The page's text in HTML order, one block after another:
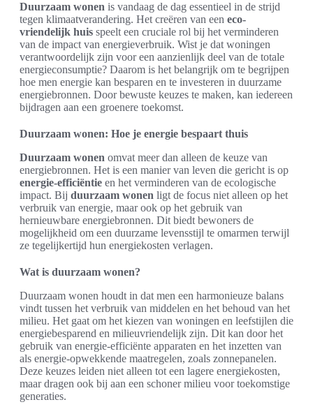
Duurzaam wonen is vandaag de dag essentieel in de strijd
tegen klimaatverandering. Het creëren van een eco-
vriendelijk huis speelt een cruciale rol bij het verminderen
van de impact van energieverbruik. Wist je dat woningen
verantwoordelijk zijn voor een aanzienlijk deel van de totale
energieconsumptie? Daarom is het belangrijk om te begrijpen
hoe men energie kan besparen en te investeren in duurzame
energiebronnen. Door bewuste keuzes te maken, kan iedereen
bijdragen aan een groenere toekomst.
Duurzaam wonen: Hoe je energie bespaart thuis
Duurzaam wonen omvat meer dan alleen de keuze van
energiebronnen. Het is een manier van leven die gericht is op
energie-efficiëntie en het verminderen van de ecologische
impact. Bij duurzaam wonen ligt de focus niet alleen op het
verbruik van energie, maar ook op het gebruik van
hernieuwbare energiebronnen. Dit biedt bewoners de
mogelijkheid om een duurzame levensstijl te omarmen terwijl
ze tegelijkertijd hun energiekosten verlagen.
Wat is duurzaam wonen?
Duurzaam wonen houdt in dat men een harmonieuze balans
vindt tussen het verbruik van middelen en het behoud van het
milieu. Het gaat om het kiezen van woningen en leefstijlen die
energiebesparend en milieuvriendelijk zijn. Dit kan door het
gebruik van energie-efficiënte apparaten en het inzetten van
als energie-opwekkende maatregelen, zoals zonnepanelen.
Deze keuzes leiden niet alleen tot een lagere energiekosten,
maar dragen ook bij aan een schoner milieu voor toekomstige
generaties.